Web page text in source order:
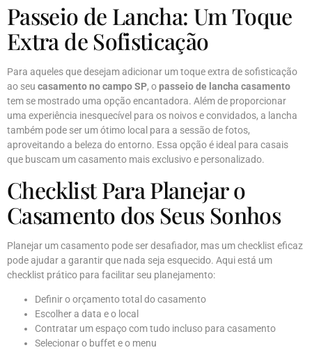
Passeio de Lancha: Um Toque
Extra de Sofisticação
Para aqueles que desejam adicionar um toque extra de sofisticação
ao seu casamento no campo SP, opasseio de lancha casamento
tem se mostrado uma opção encantadora. Além de proporcionar
uma experiência inesquecível para os noivos e convidados, a lancha
também pode ser um ótimo local para a sessão de fotos,
aproveitando a beleza do entorno. Essa opção é ideal para casais
que buscam um casamento mais exclusivo e personalizado.
Checklist Para Planejar o
Casamento dos Seus Sonhos
Planejar um casamento pode ser desafiador, mas um checklist eficaz
pode ajudar a garantir que nada seja esquecido. Aqui está um
checklist prático para facilitar seu planejamento:
Definir o orçamento total do casamento
Escolher a data e o local
Contratar um espaço com tudo incluso para casamento
Selecionar o buffet e o menu